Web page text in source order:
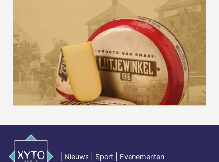
Nieuws | Sport | Evenementen